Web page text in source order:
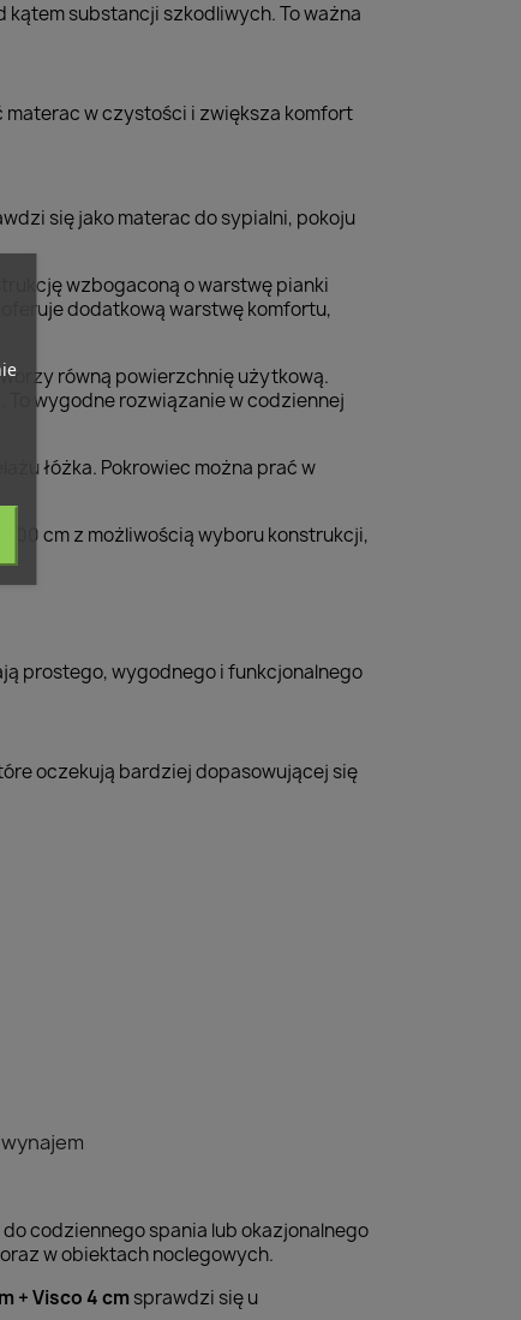
substancji szkodliwych. To ważna
materac w czystości i zwiększa komfort
się jako materac do sypialni, pokoju
wzbogaconą o warstwę pianki
oferuje dodatkową warstwę komfortu,
równą powierzchnię użytkową.
wygodne rozwiązanie w codziennej
łóżka. Pokrowiec można prać w
cm z możliwością wyboru konstrukcji,
prostego, wygodnego i funkcjonalnego
oczekują bardziej dopasowującej się
codziennego spania lub okazjonalnego
w obiektach noclegowych.
+ Visco 4 cm sprawdzi się u